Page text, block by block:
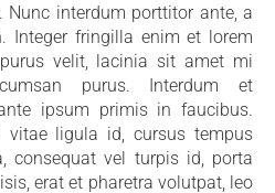
Nunc interdum porttitor ante, a
Integer fringilla enim et lorem
velit, lacinia sit amet mi
purus. Interdum et
ipsum primis in faucibus.
vitae ligula id, cursus tempus
consequat vel turpis id, porta
erat et pharetra volutpat, leo